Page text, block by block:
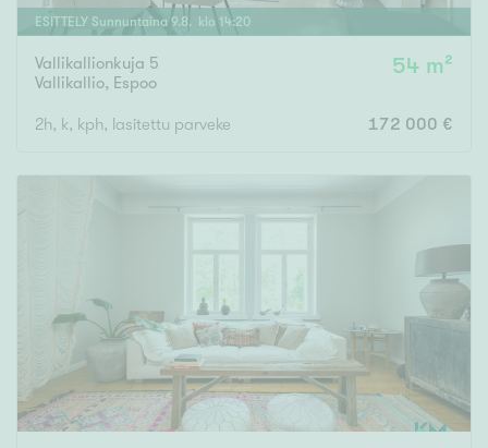
ESITTELY Sunnuntaina 9.8. klo 14:20
Vallikallionkuja 5
Vallikallio, Espoo
54 m²
2h, k, kph, lasitettu parveke 172 000 €